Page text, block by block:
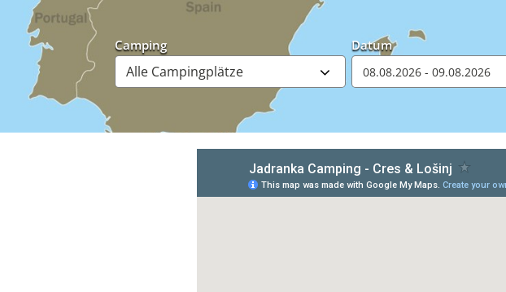
Camping Datum
Jadranka camping - Cres & Lošinjin a larger map